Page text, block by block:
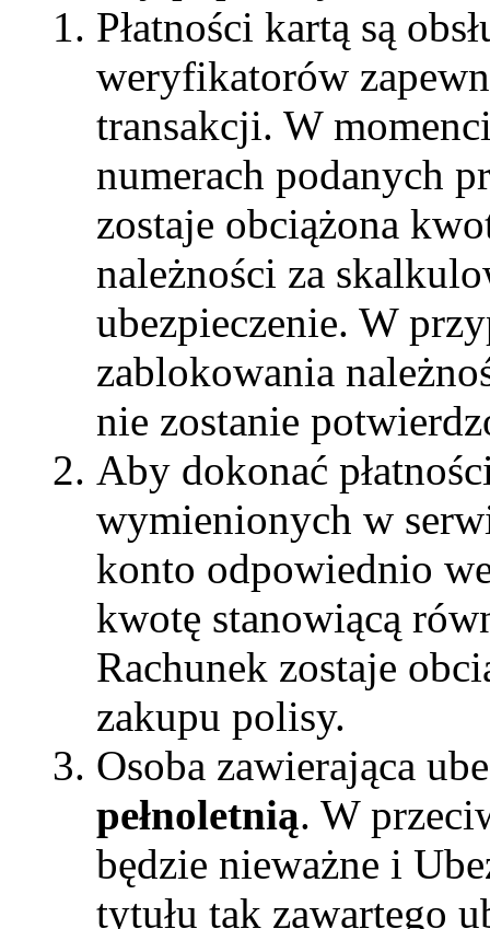
Płatności kartą są
weryfikatorów
transakcji. W
numerach podanych
zostaje obciążona
należności za
ubezpieczenie. W
zablokowania
nie zostanie
Aby dokonać
wymienionych w
konto odpowiednio
kwotę stanowiącą
Rachunek zostaje
zakupu polisy.
Osoba zawierająca
pełnoletnią. W
będzie nieważne i
tytułu tak zawartego